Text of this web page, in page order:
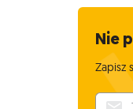
Nie
Zapisz
Twój